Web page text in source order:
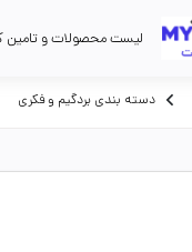
لیست محصولات و تامین
دسته بندی بردگیم و فکری